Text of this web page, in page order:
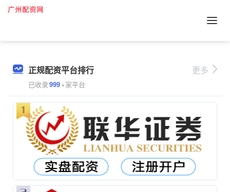
正规配资平台排行
已收录999+家平台
更多